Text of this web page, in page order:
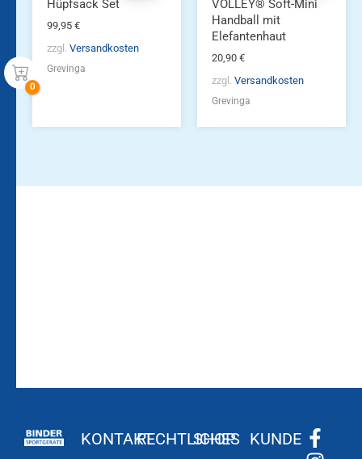
Hüpfsack Set
99,95 €
zzgl. Versandkosten
Grevinga
VOLLEY® Soft-Mini
Handball mit
Elefantenhaut
20,90 €
zzgl. Versandkosten
Grevinga
KONTAKTRECHTLICHES
SHOP KUNDE